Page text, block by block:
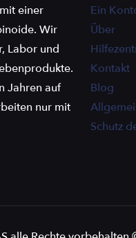
einer
Wir
Labor und
Jahren auf
nur mit
Ein
Über
Kontakt
Blog
Schutz